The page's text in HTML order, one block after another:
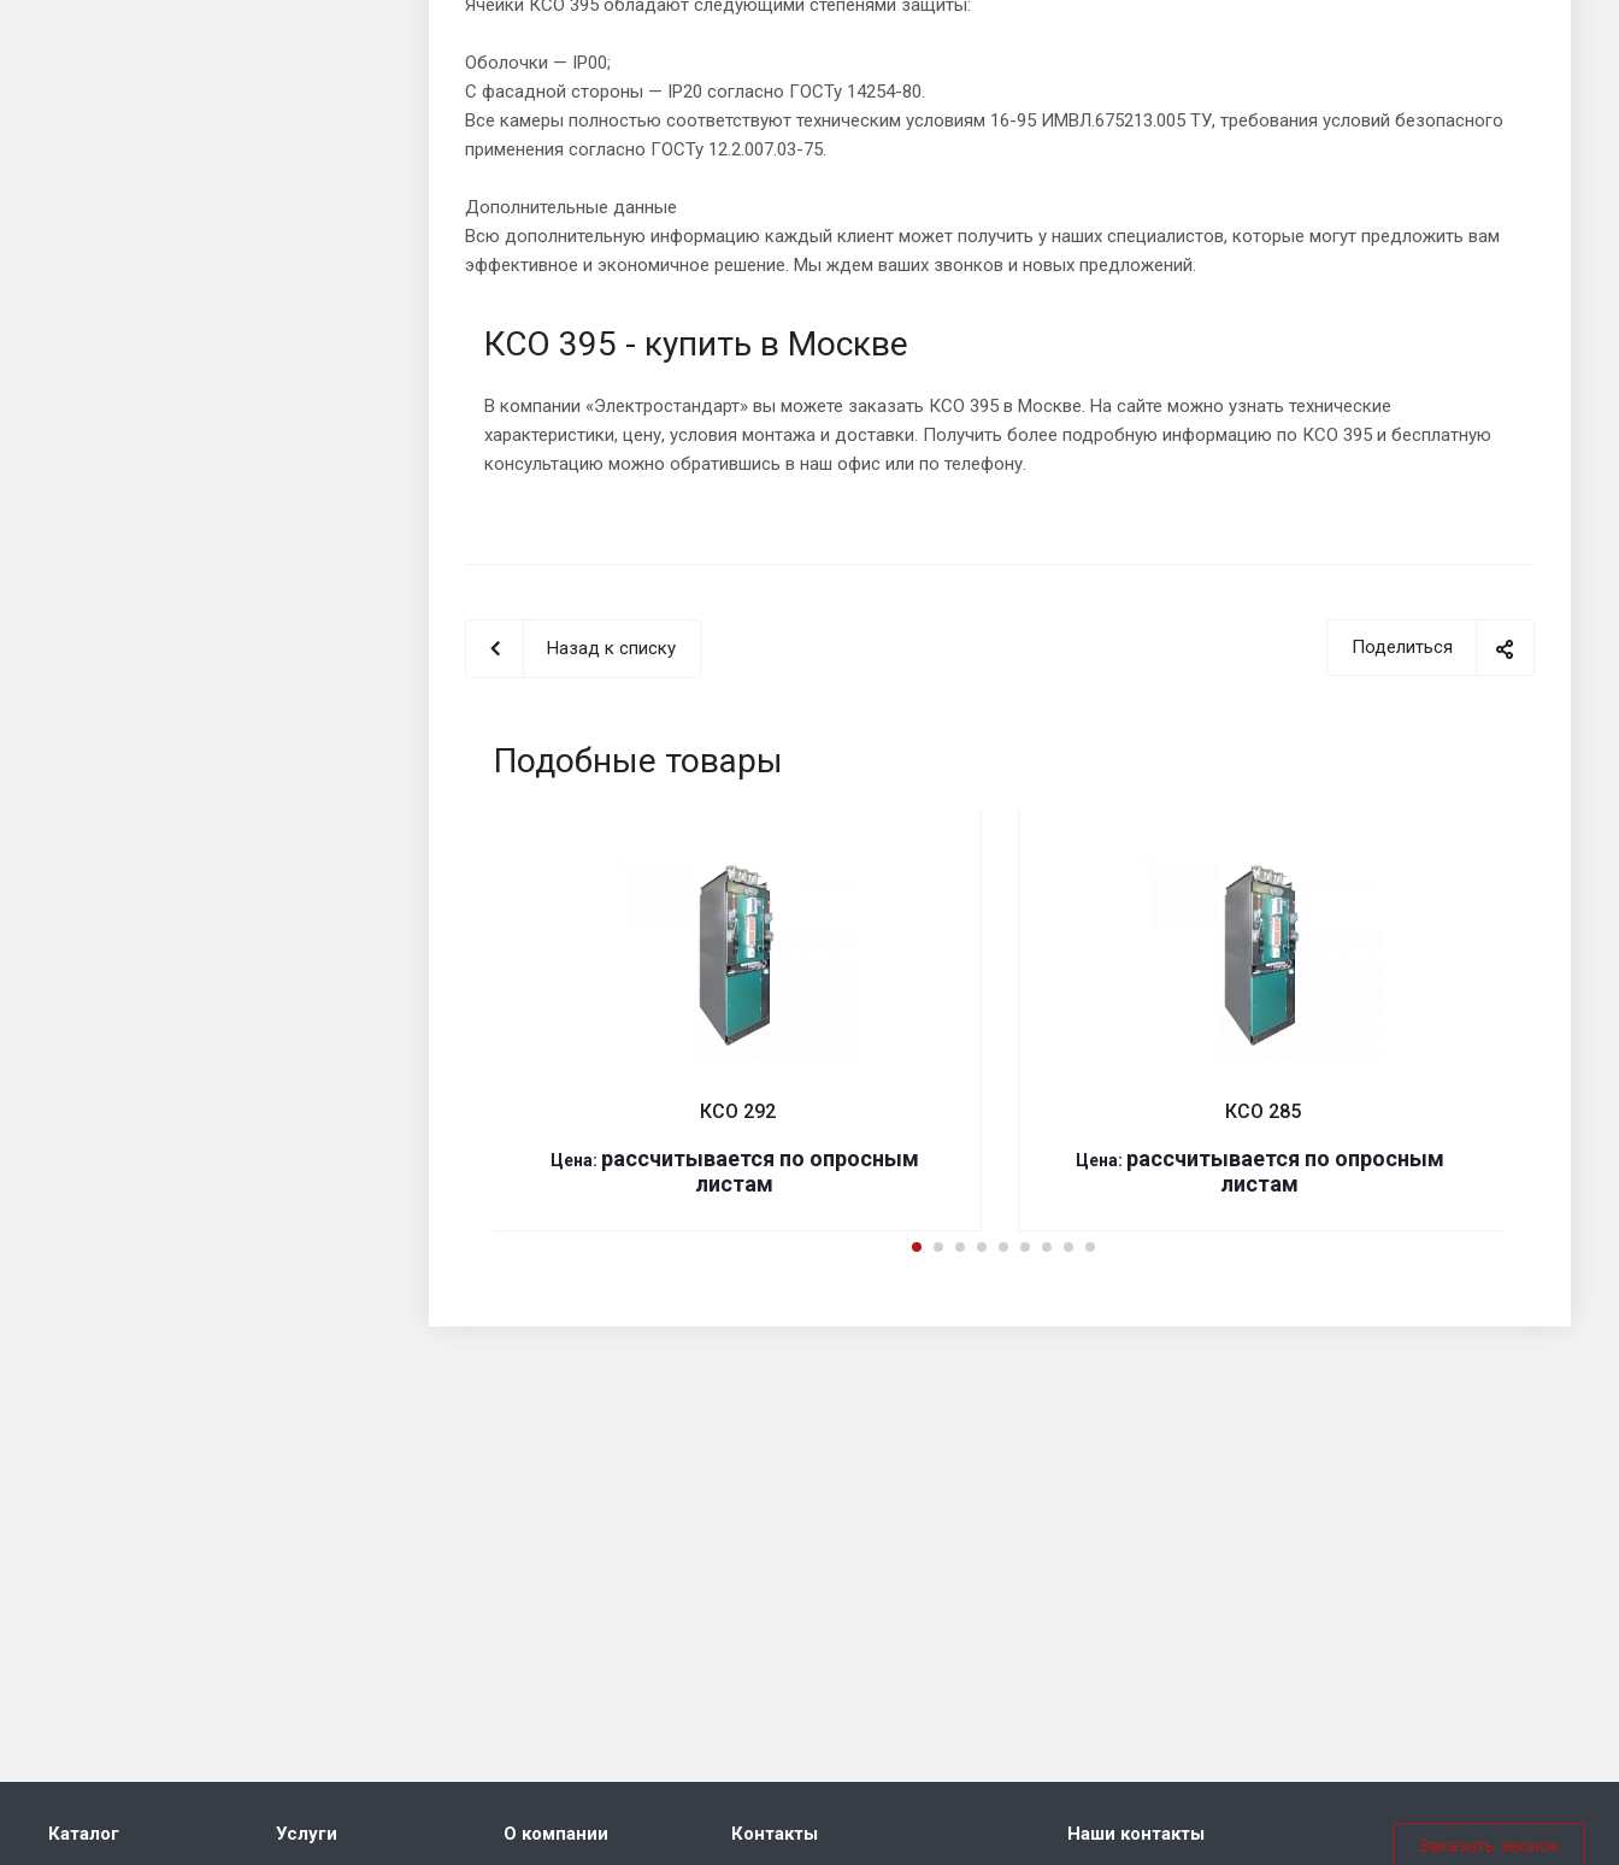
Ячейки КСО 395 обладают следующими степенями защиты:
Оболочки — IР00;
С фасадной стороны — IР20 согласно ГОСТу 14254-80.
Все камеры полностью соответствуют техническим условиям 16-95 ИМВЛ.675213.005 ТУ, требования условий безопасного
применения согласно ГОСТу 12.2.007.03-75.
Дополнительные данные
Всю дополнительную информацию каждый клиент может получить у наших специалистов, которые могут предложить вам
эффективное и экономичное решение. Мы ждем ваших звонков и новых предложений.
КСО 395 - купить в Москве
В компании «Электростандарт» вы можете заказать КСО 395 в Москве. На сайте можно узнать технические
характеристики, цену, условия монтажа и доставки. Получить более подробную информацию по КСО 395 и бесплатную
консультацию можно обратившись в наш офис или по телефону.
Поделиться
Назад к списку
Подобные товары
КСО 292
Цена: рассчитывается по опросным
листам
КСО 285
Цена: рассчитывается по опросным
листам
Каталог Услуги О компании Контакты Наши контакты
Заказать звонок